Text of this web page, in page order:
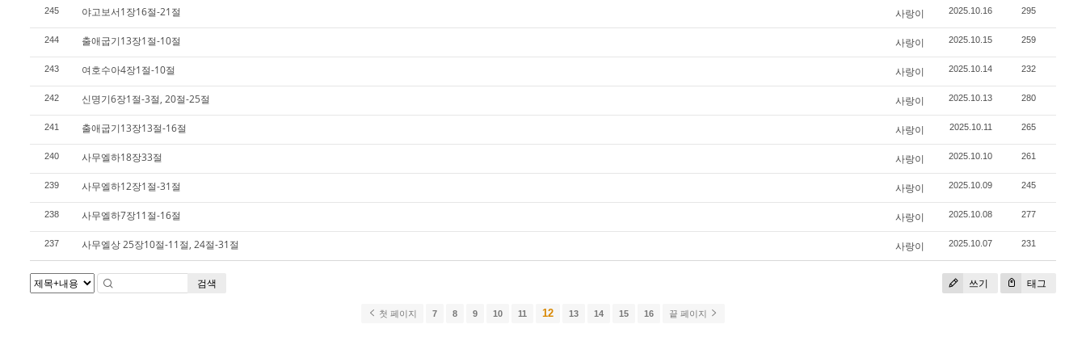
245 야고보서1장16절-21절 사랑이 2025.10.16 295
244 출애굽기13장1절-10절 사랑이 2025.10.15 259
243 여호수아4장1절-10절 사랑이 2025.10.14 232
242 신명기6장1절-3절, 20절-25절 사랑이 2025.10.13 280
241 출애굽기13장13절-16절 사랑이 2025.10.11 265
240 사무엘하18장33절 사랑이 2025.10.10 261
239 사무엘하12장1절-31절 사랑이 2025.10.09 245
238 사무엘하7장11절-16절 사랑이 2025.10.08 277
237 사무엘상 25장10절-11절, 24절-31절 사랑이 2025.10.07 231
쓰기 태그
검색
첫 페이지 7 8 9 10 11 12 13 14 15 16 끝 페이지